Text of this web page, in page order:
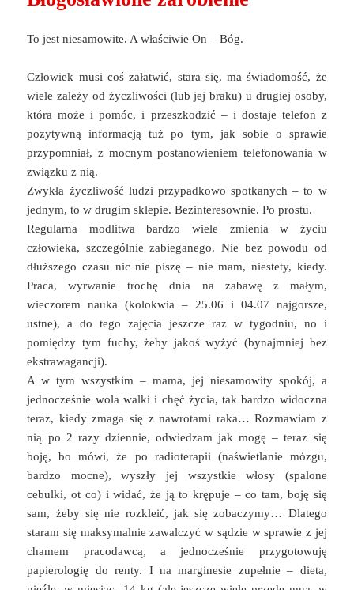
To jest niesamowite. A właściwie On – Bóg.
Człowiek musi coś załatwić, stara się, ma świadomość, że
wiele zależy od życzliwości (lub jej braku) u drugiej osoby,
która może i pomóc, i przeszkodzić – i dostaje telefon z
pozytywną informacją tuż po tym, jak sobie o sprawie
przypomniał, z mocnym postanowieniem telefonowania w
związku z nią.
Zwykła życzliwość ludzi przypadkowo spotkanych – to w
jednym, to w drugim sklepie. Bezinteresownie. Po prostu.
Regularna modlitwa bardzo wiele zmienia w życiu
człowieka, szczególnie zabieganego. Nie bez powodu od
dłuższego czasu nic nie piszę – nie mam, niestety, kiedy.
Praca, wyrwanie trochę dnia na zabawę z małym,
wieczorem nauka (kolokwia – 25.06 i 04.07 najgorsze,
ustne), a do tego zajęcia jeszcze raz w tygodniu, no i
pomiędzy tym fuchy, żeby jakoś wyżyć (bynajmniej bez
ekstrawagancji).
A w tym wszystkim – mama, jej niesamowity spokój, a
jednocześnie wola walki i chęć życia, tak bardzo widoczna
teraz, kiedy zmaga się z nawrotami raka… Rozmawiam z
nią po 2 razy dziennie, odwiedzam jak mogę – teraz się
boję, bo mówi, że po radioterapii (naświetlanie mózgu,
bardzo mocne), wyszły jej wszystkie włosy (spalone
cebulki, ot co) i widać, że ją to krępuje – co tam, boję się
sam, żeby się nie rozkleić, jak się zobaczymy… Dlatego
staram się maksymalnie zawalczyć w sądzie w sprawie z jej
chamem pracodawcą, a jednocześnie przygotowuję
papierologię do renty. I na marginesie zupełnie – dieta,